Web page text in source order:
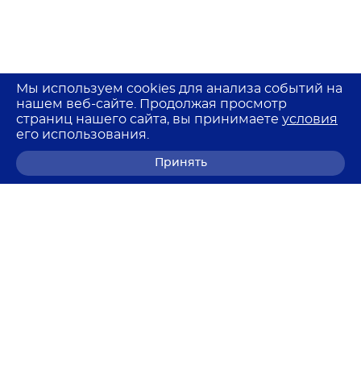
Мы используем cookies для анализа событий на
нашем веб-сайте. Продолжая просмотр
страниц нашего сайта, вы принимаете условия
его использования.
Принять